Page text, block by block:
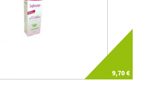
9,70 €